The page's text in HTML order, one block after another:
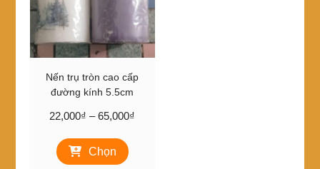
Nến trụ tròn cao cấp
đường kính 5.5cm
22,000₫ – 65,000₫
Chọn
phẩm